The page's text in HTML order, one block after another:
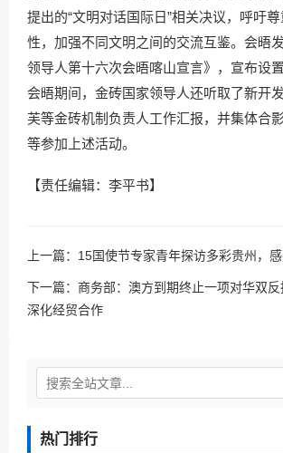
提出的“文明对话国际日”相关决议，呼吁
性，加强不同文明之间的交流互鉴。会晤
领导人第十六次会晤喀山宣言》，宣布设
会晤期间，金砖国家领导人还听取了新开
芙等金砖机制负责人工作汇报，并集体合
等参加上述活动。
【责任编辑：李平书】
上一篇： 15国使节专家青年探访多彩贵州，
下一篇： 商务部：澳方到期终止一项对华双
深化经贸合作
热门排行